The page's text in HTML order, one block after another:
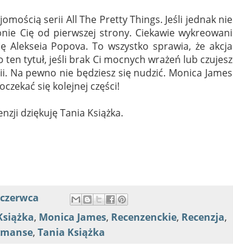
serii All The Pretty Things. Jeśli jednak nie
Cię od pierwszej strony. Ciekawie wykreowani
Popova. To wszystko sprawia, że akcja
tytuł, jeśli brak Ci mocnych wrażeń lub czujesz
pewno nie będziesz się nudzić. Monica James
się kolejnej części!
dziękuję Tania Książka.
, Monica James, Recenzenckie, Recenzja,
, Tania Książka